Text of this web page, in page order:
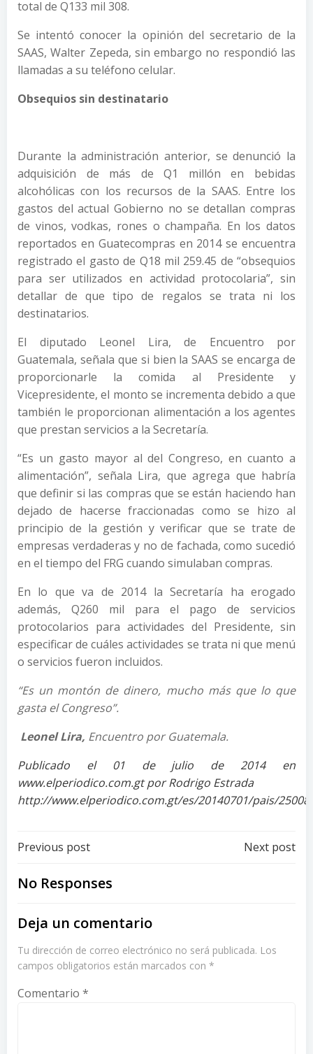
total de Q133 mil 308.
Se intentó conocer la opinión del secretario de la
SAAS, Walter Zepeda, sin embargo no respondió las
llamadas a su teléfono celular.
Obsequios sin destinatario
Durante la administración anterior, se denunció la
adquisición de más de Q1 millón en bebidas
alcohólicas con los recursos de la SAAS. Entre los
gastos del actual Gobierno no se detallan compras
de vinos, vodkas, rones o champaña. En los datos
reportados en Guatecompras en 2014 se encuentra
registrado el gasto de Q18 mil 259.45 de “obsequios
para ser utilizados en actividad protocolaria”, sin
detallar de que tipo de regalos se trata ni los
destinatarios.
El diputado Leonel Lira, de Encuentro por
Guatemala, señala que si bien la SAAS se encarga de
proporcionarle la comida al Presidente y
Vicepresidente, el monto se incrementa debido a que
también le proporcionan alimentación a los agentes
que prestan servicios a la Secretaría.
“Es un gasto mayor al del Congreso, en cuanto a
alimentación”, señala Lira, que agrega que habría
que definir si las compras que se están haciendo han
dejado de hacerse fraccionadas como se hizo al
principio de la gestión y verificar que se trate de
empresas verdaderas y no de fachada, como sucedió
en el tiempo del FRG cuando simulaban compras.
En lo que va de 2014 la Secretaría ha erogado
además, Q260 mil para el pago de servicios
protocolarios para actividades del Presidente, sin
especificar de cuáles actividades se trata ni que menú
o servicios fueron incluidos.
“Es un montón de dinero, mucho más que lo que
gasta el Congreso”.
Leonel Lira, Encuentro por Guatemala.
Publicado el 01 de julio de 2014 en
www.elperiodico.com.gt por Rodrigo Estrada
http://www.elperiodico.com.gt/es/20140701/pais/
Post
navigation
Previous post Next post
No Responses
Deja un comentario
Tu dirección de correo electrónico no será publicada. Los
campos obligatorios están marcados con *
Comentario *